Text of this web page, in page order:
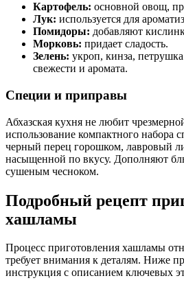
Картофель: основной овощ,
Лук: используется для
Помидоры: добавляют
Морковь: придает сладость.
Зелень: укроп, кинза,
свежести и аромата.
Специи и приправы
Абхазская кухня не любит
использование компактного
черный перец горошком, лавровый
насыщенной по вкусу. Дополняют
сушеным чесноком.
Подробный рецепт
хашламы
Процесс приготовления хашламы
требует внимания к деталям. Ниже
инструкция с описанием ключевых